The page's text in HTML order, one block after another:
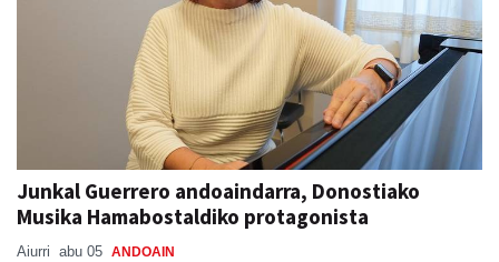
Junkal Guerrero andoaindarra, Donostiako
Musika Hamabostaldiko protagonista
Aiurri abu 05 ANDOAIN